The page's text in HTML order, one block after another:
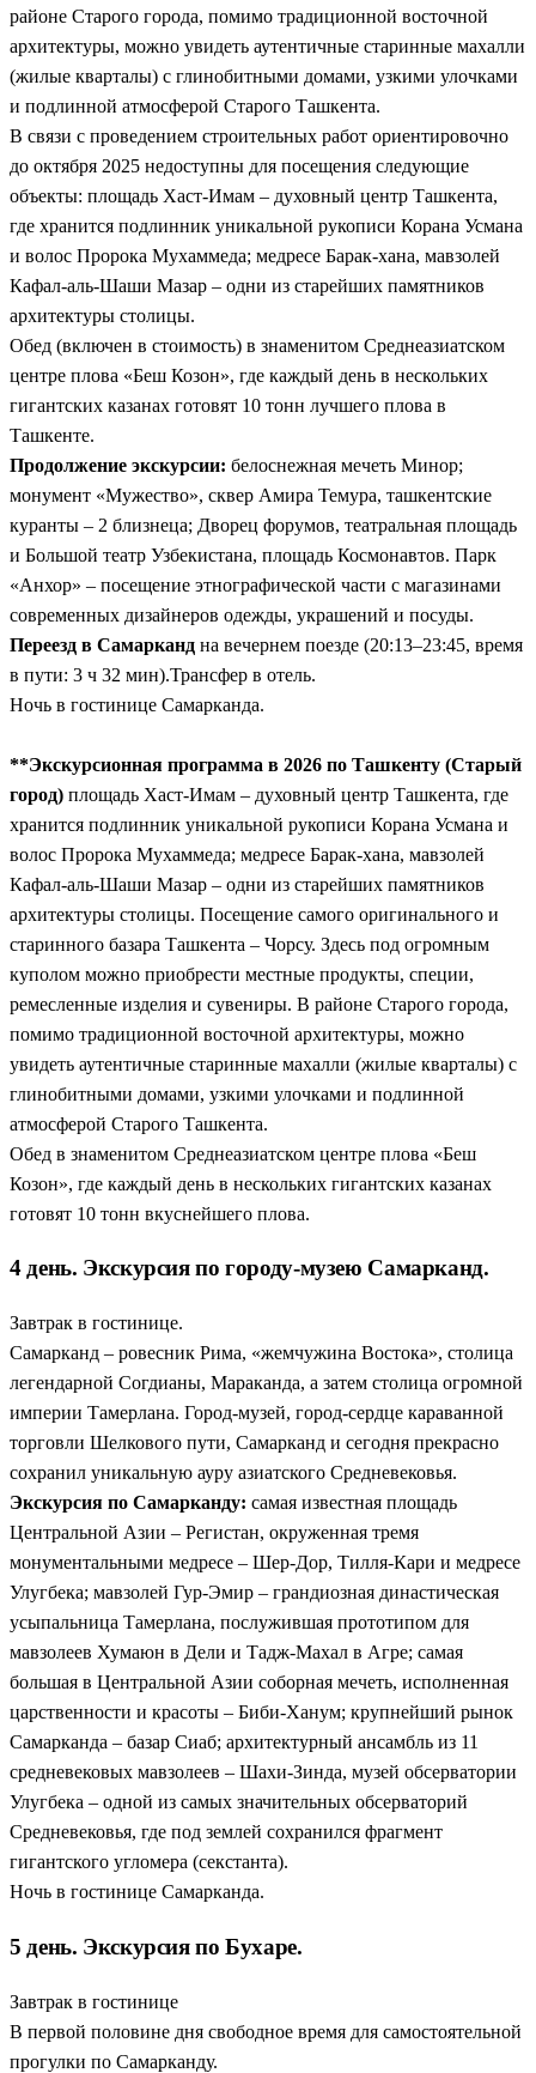
районе Старого города, помимо традиционной восточной
архитектуры, можно увидеть аутентичные старинные махалли
(жилые кварталы) с глинобитными домами, узкими улочками
и подлинной атмосферой Старого Ташкента.
В связи с проведением строительных работ ориентировочно
до октября 2025 недоступны для посещения следующие
объекты: площадь Хаст-Имам – духовный центр Ташкента,
где хранится подлинник уникальной рукописи Корана Усмана
и волос Пророка Мухаммеда; медресе Барак-хана, мавзолей
Кафал-аль-Шаши Мазар – одни из старейших памятников
архитектуры столицы.
Обед (включен в стоимость) в знаменитом Среднеазиатском
центре плова «Беш Козон», где каждый день в нескольких
гигантских казанах готовят 10 тонн лучшего плова в
Ташкенте.
Продолжение экскурсии: белоснежная мечеть Минор;
монумент «Мужество», сквер Амира Темура, ташкентские
куранты – 2 близнеца; Дворец форумов, театральная площадь
и Большой театр Узбекистана, площадь Космонавтов. Парк
«Анхор» – посещение этнографической части с магазинами
современных дизайнеров одежды, украшений и посуды.
Переезд в Самарканд на вечернем поезде (20:13–23:45, время
в пути: 3 ч 32 мин).Трансфер в отель.
Ночь в гостинице Самарканда.
**Экскурсионная программа в 2026 по Ташкенту (Старый
город) площадь Хаст-Имам – духовный центр Ташкента, где
хранится подлинник уникальной рукописи Корана Усмана и
волос Пророка Мухаммеда; медресе Барак-хана, мавзолей
Кафал-аль-Шаши Мазар – одни из старейших памятников
архитектуры столицы. Посещение самого оригинального и
старинного базара Ташкента – Чорсу. Здесь под огромным
куполом можно приобрести местные продукты, специи,
ремесленные изделия и сувениры. В районе Старого города,
помимо традиционной восточной архитектуры, можно
увидеть аутентичные старинные махалли (жилые кварталы) с
глинобитными домами, узкими улочками и подлинной
атмосферой Старого Ташкента.
Обед в знаменитом Среднеазиатском центре плова «Беш
Козон», где каждый день в нескольких гигантских казанах
готовят 10 тонн вкуснейшего плова.
4 день. Экскурсия по городу-музею Самарканд.
Завтрак в гостинице.
Самарканд – ровесник Рима, «жемчужина Востока», столица
легендарной Согдианы, Мараканда, а затем столица огромной
империи Тамерлана. Город-музей, город-сердце караванной
торговли Шелкового пути, Самарканд и сегодня прекрасно
сохранил уникальную ауру азиатского Средневековья.
Экскурсия по Самарканду: самая известная площадь
Центральной Азии – Регистан, окруженная тремя
монументальными медресе – Шер-Дор, Тилля-Кари и медресе
Улугбека; мавзолей Гур-Эмир – грандиозная династическая
усыпальница Тамерлана, послужившая прототипом для
мавзолеев Хумаюн в Дели и Тадж-Махал в Агре; самая
большая в Центральной Азии соборная мечеть, исполненная
царственности и красоты – Биби-Ханум; крупнейший рынок
Самарканда – базар Сиаб; архитектурный ансамбль из 11
средневековых мавзолеев – Шахи-Зинда, музей обсерватории
Улугбека – одной из самых значительных обсерваторий
Средневековья, где под землей сохранился фрагмент
гигантского угломера (секстанта).
Ночь в гостинице Самарканда.
5 день. Экскурсия по Бухаре.
Завтрак в гостинице
В первой половине дня свободное время для самостоятельной
прогулки по Самарканду.